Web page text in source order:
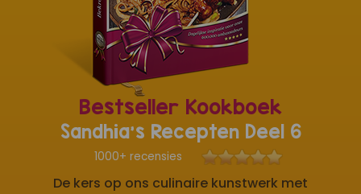
Bestseller Kookboek
Sandhia's Recepten Deel 6
1000+ recensies
De kers op ons culinaire kunstwerk met